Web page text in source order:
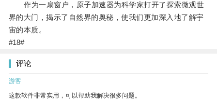
作为一扇窗户，原子加速器为科学家打开了探索微观世
界的大门，揭示了自然界的奥秘，使我们更加深入地了解宇
宙的本质。
#18#
评论
游客
这款软件非常实用，可以帮助我解决很多问题。